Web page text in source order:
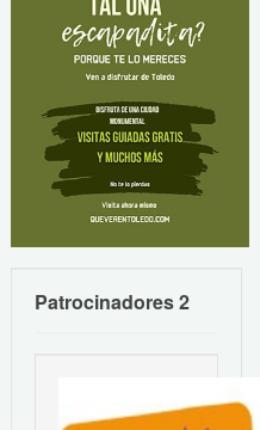
Patrocinadores 2